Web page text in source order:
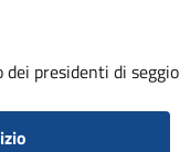
presidenti di seggio